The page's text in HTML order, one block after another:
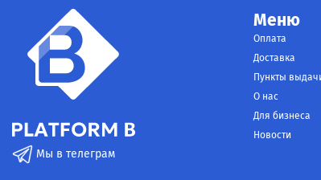
Мы в телеграм
Меню
Оплата
Доставка
Пункты
О нас
Для бизнеса
Новости